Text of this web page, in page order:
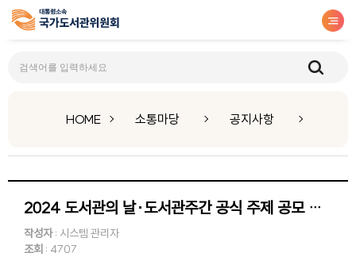
HOME 소통마당 공지사항
2024 도서관의 날·도서관주간 공식 주제 공모 안내
작성자: 시스템 관리자
조회 : 4707